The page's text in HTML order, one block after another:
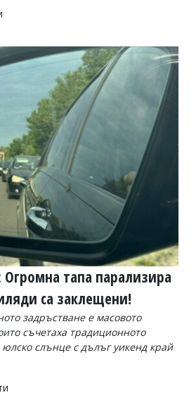
тапа парализира
са заклещени!
задръстване е масовото
съчетаха традиционното
слънце с дълъг уикенд край